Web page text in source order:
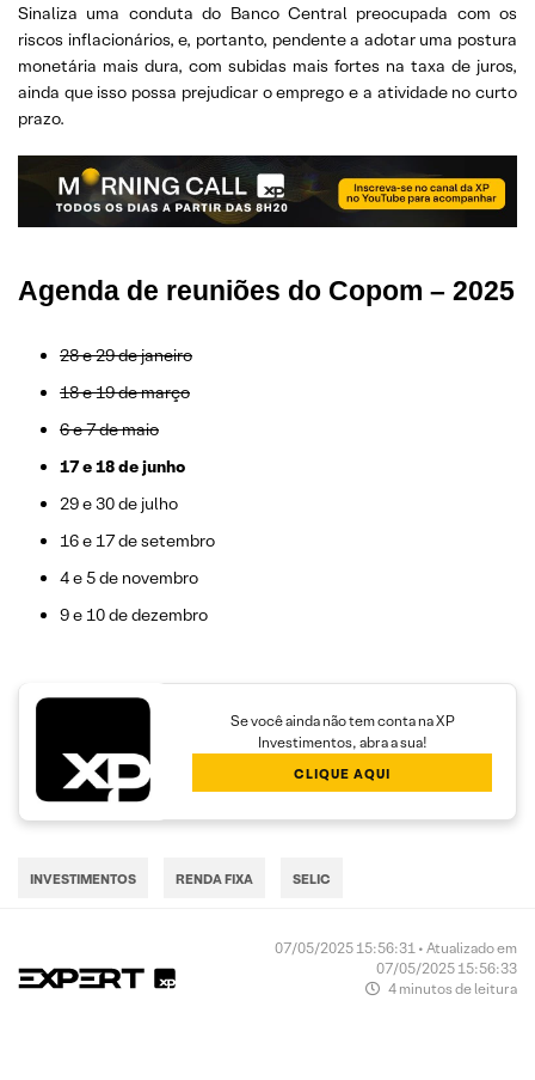
Sinaliza uma conduta do Banco Central preocupada com os
riscos inflacionários, e, portanto, pendente a adotar uma postura
monetária mais dura, com subidas mais fortes na taxa de juros,
ainda que isso possa prejudicar o emprego e a atividade no curto
prazo.
Agenda de reuniões do Copom – 2025
28 e 29 de janeiro
18 e 19 de março
6 e 7 de maio
17 e 18 de junho
29 e 30 de julho
16 e 17 de setembro
4 e 5 de novembro
9 e 10 de dezembro
Se você ainda não tem conta na XP
Investimentos, abra a sua!
CLIQUE AQUI
INVESTIMENTOS RENDA FIXA SELIC
07/05/2025 15:56:31 • Atualizado em
07/05/2025 15:56:33
4 minutos de leitura